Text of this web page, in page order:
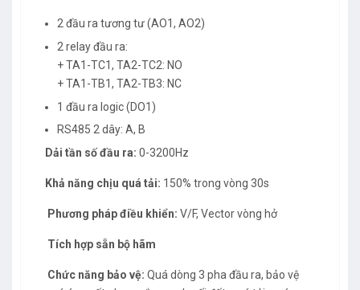
2 đầu ra tương tư (AO1, AO2)
2 relay đầu ra:
+ TA1-TC1, TA2-TC2: NO
+ TA1-TB1, TA2-TB3: NC
1 đầu ra logic (DO1)
RS485 2 dây: A, B
Dải tần số đầu ra: 0-3200Hz
Khả năng chịu quá tải: 150% trong vòng 30s
Phương pháp điều khiển: V/F, Vector vòng hở
Tích hợp sẵn bộ hãm
Chức năng bảo vệ: Quá dòng 3 pha đầu ra, bảo vệ